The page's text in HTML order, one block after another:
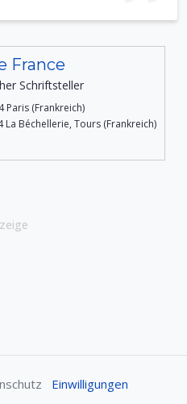
France
Schriftsteller
Paris (Frankreich)
La Béchellerie, Tours (Frankreich)
Einwilligungen